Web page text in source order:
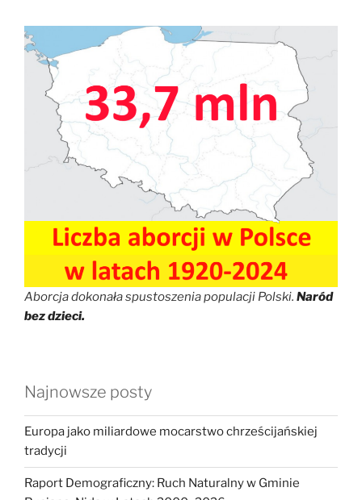
Aborcja dokonała spustoszenia populacji Polski. Naród
bez dzieci.
Najnowsze posty
Europa jako miliardowe mocarstwo chrześcijańskiej
tradycji
Raport Demograficzny: Ruch Naturalny w Gminie